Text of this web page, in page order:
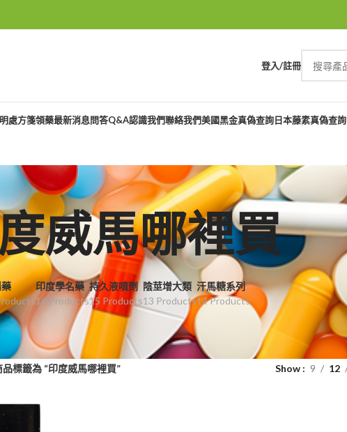
登入/註冊
處方箋領藥最新消息問答Q&A認識我們聯絡我們美國黑金真偽查詢日本藤素真偽查詢
威馬哪裡買
印度學名藥
16 Products
持久液噴劑
15 Products
陰莖增大類
13 Products
汗馬糖系列
14 Products
品標籤為 “印度威馬哪裡買” Show 9 12